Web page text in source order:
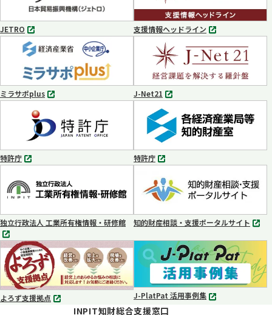
開
く
JETRO
別
タ
ブ
で
開
く
支援情報ヘッドライン
別
タ
ブ
で
開
く
ミラサポplus
別
ブ
で
開
く
J-Net21
別
タ
ブ
で
開
く
特許庁
別
ブ
で
く
特許庁
別
ブ
で
開
く
独立行政法人 工業所有権情報・研修館
別
タ
ブ
で
知的財産相談・支援ポータルサイト
別
タ
開
く
よろず支援拠点
別
J-PlatPat 活用事例集
別
INPIT知財総合支援窓口